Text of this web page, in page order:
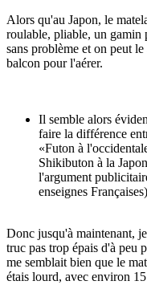
Alors qu'au Japon, le
roulable, pliable, un gamin
sans problème et on peut le
balcon pour l'aérer.
Il semble alors
faire la différence
«Futon à
Shikibuton à la
l'argument
enseignes
Donc jusqu'à maintenant,
truc pas trop épais d'à peu
me semblait bien que le
étais lourd, avec environ